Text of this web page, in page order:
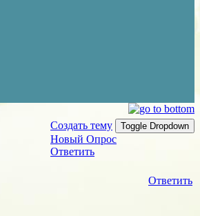
Создать тему
Toggle Dropdown
Новый Опрос
Ответить
Ответить